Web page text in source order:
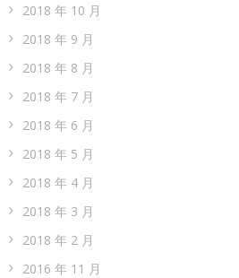
2018 年 10 月
2018 年 9 月
2018 年 8 月
2018 年 7 月
2018 年 6 月
2018 年 5 月
2018 年 4 月
2018 年 3 月
2018 年 2 月
2016 年 11 月